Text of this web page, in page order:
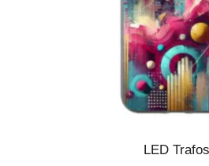
LED Trafos